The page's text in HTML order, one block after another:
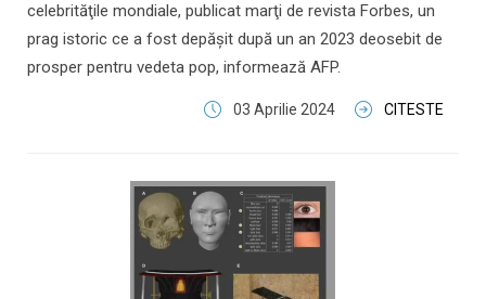
celebrităţile mondiale, publicat marţi de revista Forbes, un
prag istoric ce a fost depăşit după un an 2023 deosebit de
prosper pentru vedeta pop, informează AFP.
03 Aprilie 2024 CITESTE